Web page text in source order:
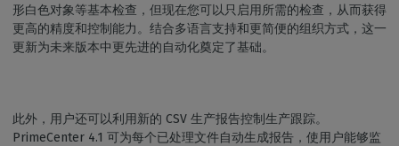
形白色对象等基本检查，但现在您可以只启用所需的检查，从而获得
更高的精度和控制能力。结合多语言支持和更简便的组织方式，这一
更新为未来版本中更先进的自动化奠定了基础。
此外，用户还可以利用新的 CSV 生产报告控制生产跟踪。
PrimeCenter 4.1 可为每个已处理文件自动生成报告，使用户能够监